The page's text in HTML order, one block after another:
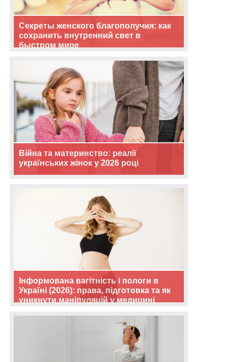
Секреты женского благополучия: как
сохранить внутренний свет в
быстром мире
Війна та материнство: реалії
українських жінок у 2026 році
Інформована вагітність і пологи в
Україні (2026): права, підготовка та як
уникнути маніпуляцій у медицині